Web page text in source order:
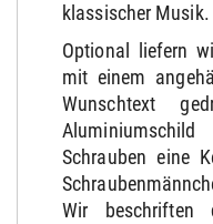
klassischer Musik.
Optional liefern
mit einem
Wunschtext
Schrauben eine
Wir beschriften